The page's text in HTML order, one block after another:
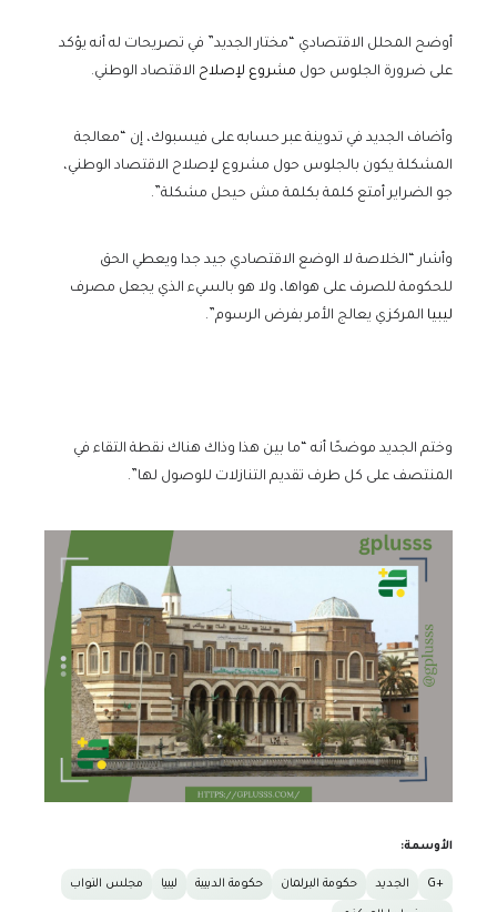
أوضح المحلل الاقتصادي “مختار الجديد” في تصريحات له أنه يؤكد
على ضرورة الجلوس حول مشروع لإصلاح الاقتصاد الوطني.
وأضاف الجديد في تدوينة عبر حسابه على فيسبوك، إن “معالجة
المشكلة يكون بالجلوس حول مشروع لإصلاح الاقتصاد الوطني،
جو الضراير أمتع كلمة بكلمة مش حيحل مشكلة”.
وأشار “الخلاصة لا الوضع الاقتصادي جيد جدا ويعطي الحق
للحكومة للصرف على هواها، ولا هو بالسيء الذي يجعل مصرف
ليبيا المركزي يعالج الأمر بفرض الرسوم”.
وختم الجديد موضحًا أنه “ما بين هذا وذاك هناك نقطة التقاء في
المنتصف على كل طرف تقديم التنازلات للوصول لها”.
الأوسمة:
+G الجديد حكومة البرلمان حكومة الدبيبة ليبيا مجلس النواب